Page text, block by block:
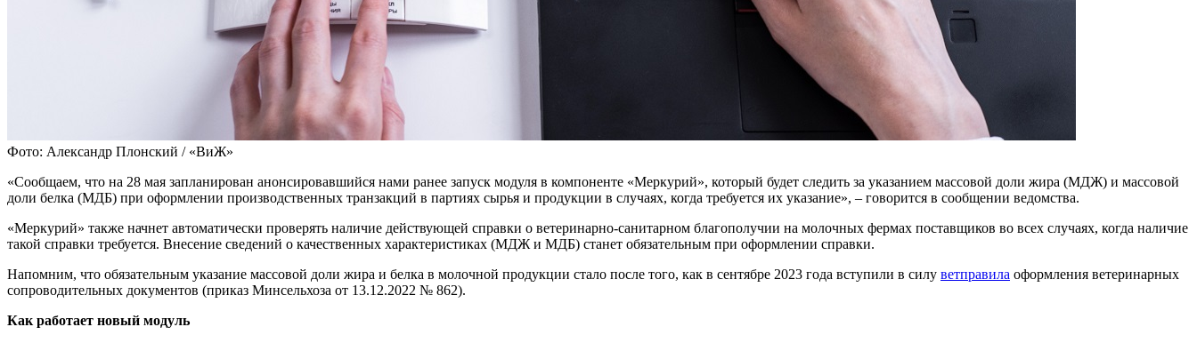
Фото: Александр Плонский / «ВиЖ»
«Сообщаем, что на 28 мая запланирован анонсировавшийся нами ранее запуск модуля в компоненте «Меркурий», который будет следить за указанием массовой доли жира (МДЖ) и массовой
доли белка (МДБ) при оформлении производственных транзакций в партиях сырья и продукции в случаях, когда требуется их указание», – говорится в сообщении ведомства.
«Меркурий» также начнет автоматически проверять наличие действующей справки о ветеринарно-санитарном благополучии на молочных фермах поставщиков во всех случаях, когда наличие
такой справки требуется. Внесение сведений о качественных характеристиках (МДЖ и МДБ) станет обязательным при оформлении справки.
Напомним, что обязательным указание массовой доли жира и белка в молочной продукции стало после того, как в сентябре 2023 года вступили в силу ветправила оформления ветеринарных
сопроводительных документов (приказ Минсельхоза от 13.12.2022 № 862).
Как работает новый модуль